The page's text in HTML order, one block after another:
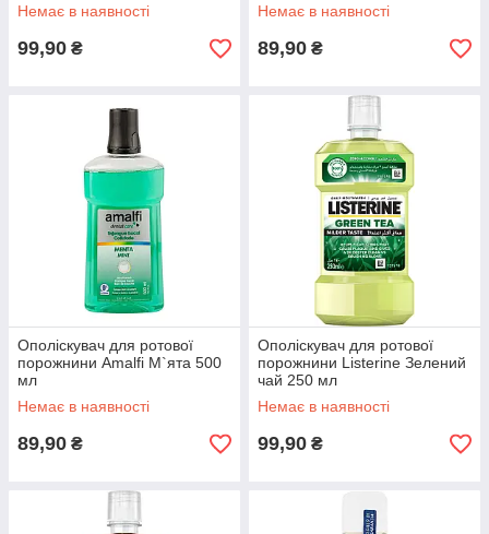
Немає в наявності
99,90 ₴
Немає в наявності
89,90 ₴
Ополіскувач для ротової
порожнини Amalfi М`ята 500
мл
Немає в наявності
89,90 ₴
Ополіскувач для ротової
порожнини Listerine Зелений
чай 250 мл
Немає в наявності
99,90 ₴